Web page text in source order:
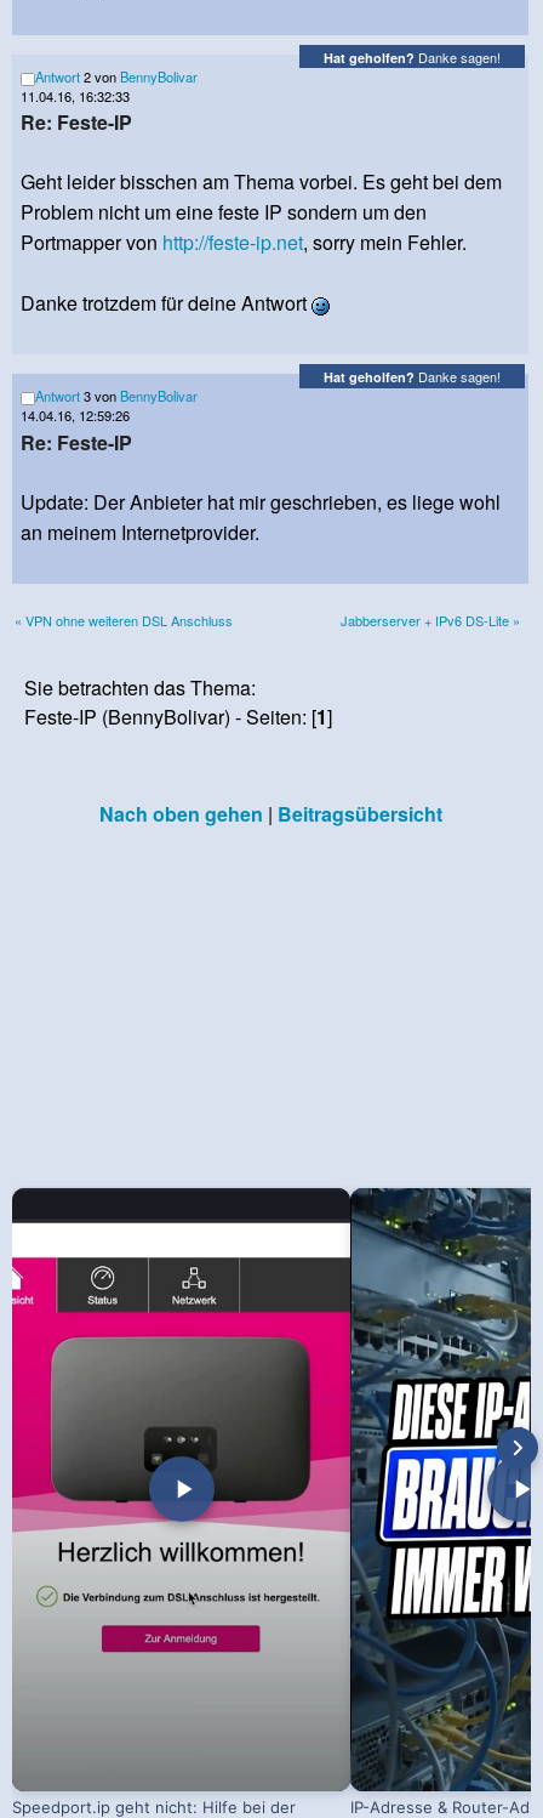
Hat geholfen? Danke sagen!
Antwort2 vonBennyBolivar
11.04.16, 16:32:33
Re: Feste-IP
Geht leider bisschen am Thema vorbei. Es geht bei dem
Problem nicht um eine feste IP sondern um den
Portmapper von http://feste-ip.net, sorry mein Fehler.
Danke trotzdem für deine Antwort
Hat geholfen? Danke sagen!
Antwort3 von BennyBolivar
14.04.16, 12:59:26
Re: Feste-IP
Update: Der Anbieter hat mir geschrieben, es liege wohl
an meinem Internetprovider.
« VPN ohne weiteren DSL Anschluss Jabberserver + IPv6 DS-Lite »
Sie betrachten das Thema:
Feste-IP (BennyBolivar) - Seiten: [1]
Nach oben gehen | Beitragsübersicht
Speedport.ip geht nicht: Hilfe bei der
IP-Adresse & Router-